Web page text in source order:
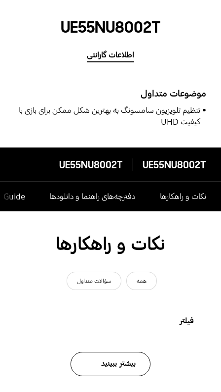
UE55NU8002T
اطلاعات گارانتی
موضوعات متداول
تنظیم تلویزیون سامسونگ به بهترین شکل ممکن برای بازی با
کیفیت UHD
UE55NU8002T
UE55NU8002T
نکات و راهکارها دفترچه‌های راهنما و دانلودها
نکات و راهکارها
همه سؤالات متداول
فیلتر
بیشتر ببینید